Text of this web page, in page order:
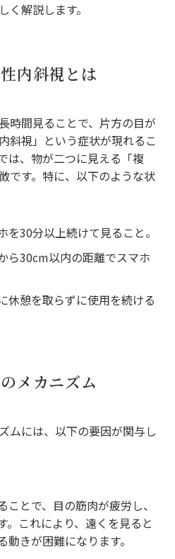
く解説します。
内斜視とは
時間見ることで、片方の目が
斜視」という症状が現れるこ
は、物が二つに見える「複
です。特に、以下のような状
を30分以上続けて見ること。
ら30cm以内の距離でスマホ
休憩を取らずに使用を続ける
メカニズム
ムには、以下の要因が関与し
とで、目の筋肉が疲労し、
。これにより、遠くを見ると
きが困難になります。